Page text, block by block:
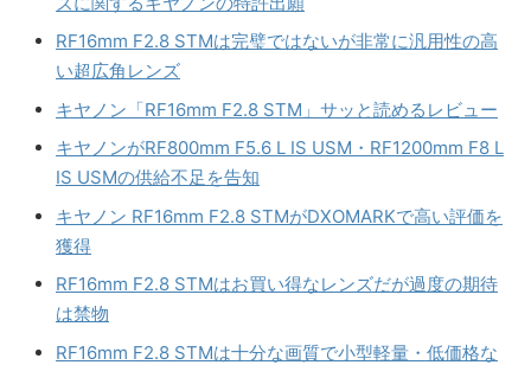
RF16mm F2.8 STMは完璧ではないが非常に汎用性の高
い超広角レンズ
キヤノン「RF16mm F2.8 STM」サッと読めるレビュー
キヤノンがRF800mm F5.6 L IS USM・RF1200mm F8 L
IS USMの供給不足を告知
キヤノン RF16mm F2.8 STMがDXOMARKで高い評価を
獲得
RF16mm F2.8 STMはお買い得なレンズだが過度の期待
は禁物
RF16mm F2.8 STMは十分な画質で小型軽量・低価格な